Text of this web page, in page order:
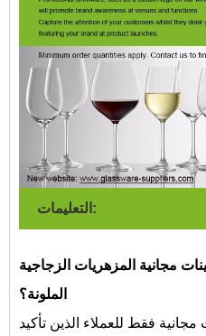
التعليمات:
مجانية المزهريات الزجاجية
الملونة؟
فقط للعملاء الذين تأكيد